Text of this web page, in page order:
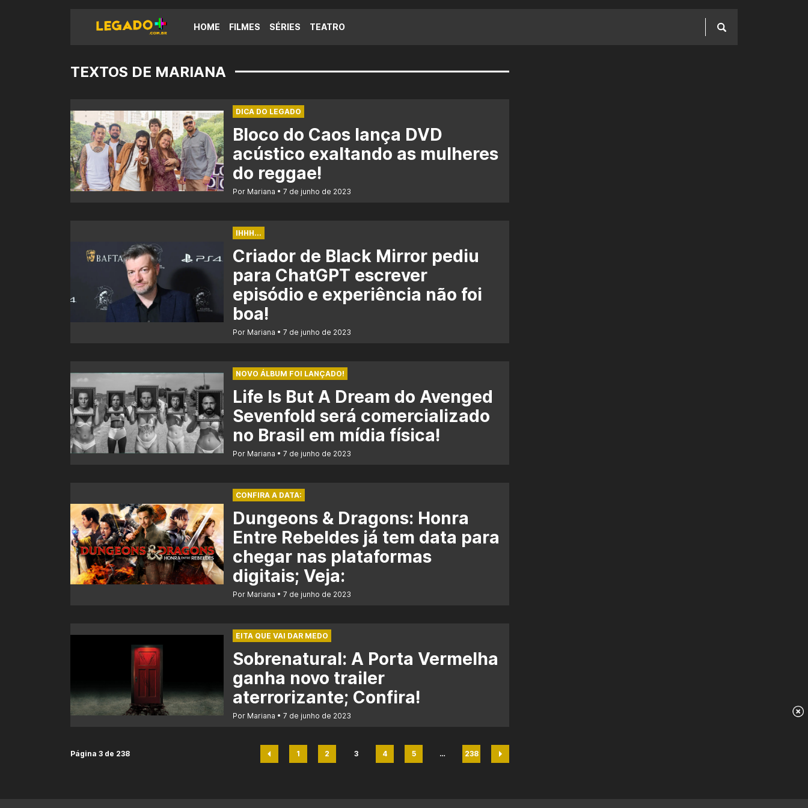
HOME FILMES SÉRIES TEATRO
TEXTOS DE MARIANA
DICA DO LEGADO
Bloco do Caos lança DVD
acústico exaltando as mulheres
do reggae!
Por Mariana 7 de junho de 2023
IHHH...
Criador de Black Mirror pediu
para ChatGPT escrever
episódio e experiência não foi
boa!
Por Mariana 7 de junho de 2023
NOVO ÁLBUM FOI LANÇADO!
Life Is But A Dream do Avenged
Sevenfold será comercializado
no Brasil em mídia física!
Por Mariana 7 de junho de 2023
CONFIRA A DATA:
Dungeons & Dragons: Honra
Entre Rebeldes já tem data para
chegar nas plataformas
digitais; Veja:
Por Mariana 7 de junho de 2023
EITA QUE VAI DAR MEDO
Sobrenatural: A Porta Vermelha
ganha novo trailer
aterrorizante; Confira!
Por Mariana 7 de junho de 2023
Página 3 de 238
Página
1
Página
2
Página
3
Página
4
Página
5
…
Página
238